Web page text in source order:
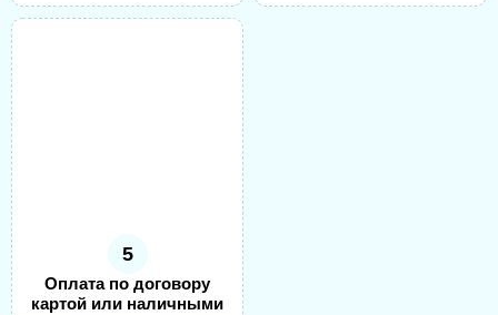
5
Оплата по договору
картой или наличными